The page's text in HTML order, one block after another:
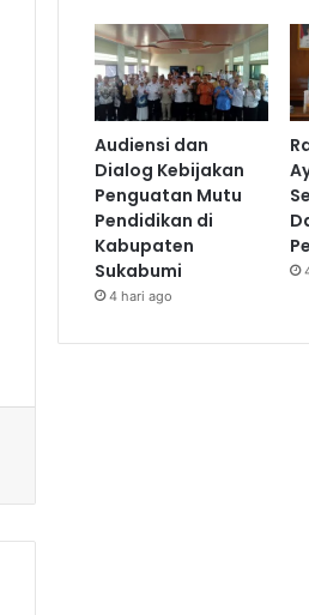
Audiensi dan
Dialog Kebijakan
Penguatan Mutu
Pendidikan di
Kabupaten
Sukabumi
4 hari ago